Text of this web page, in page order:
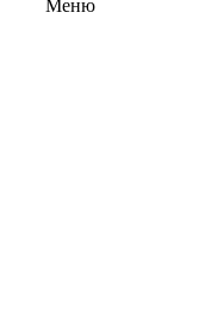
Меню